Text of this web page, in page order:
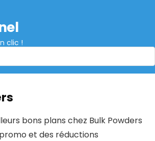
clic !
bons plans chez Bulk Powders
et des réductions